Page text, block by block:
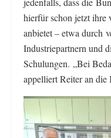
hierfür schon jetzt ihre
anbietet – etwa durch
Industriepartnern und
Schulungen. „Bei
appelliert Reiter an die